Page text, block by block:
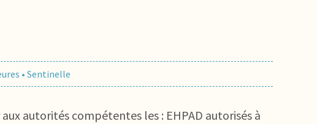
• Sentinelle
autorités compétentes les : EHPAD autorisés à